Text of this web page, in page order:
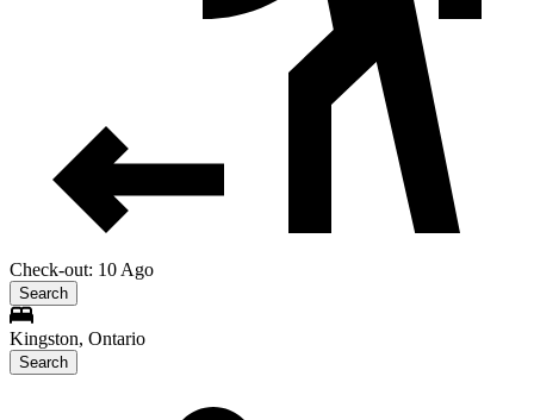
Check-out: 10 Ago
Search
Kingston, Ontario
Search